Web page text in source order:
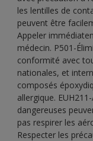
les lentilles de
peuvent être
Appeler
médecin. P501-
conformité avec
nationales, et
composés
allergique.
dangereuses
pas respirer les
Respecter les